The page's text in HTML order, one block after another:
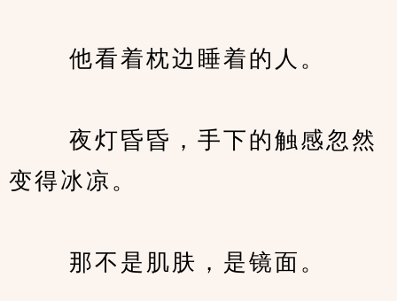
他看着枕边睡着的人。
夜灯昏昏，手下的触感忽然
变得冰凉。
那不是肌肤，是镜面。